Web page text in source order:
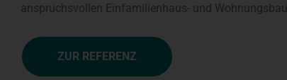
ZUR REFERENZ
anspruchsvollen Einfamilienhaus- und Wohnungsbau.